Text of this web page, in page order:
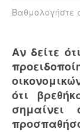
Βαθμολογήστε
Αν δείτε
ότι